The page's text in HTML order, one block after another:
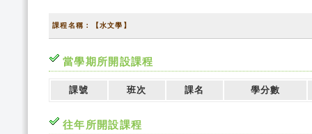
課程名稱：【水文學】
當學期所開設課程
課號 班次 課名 學分數
往年所開設課程